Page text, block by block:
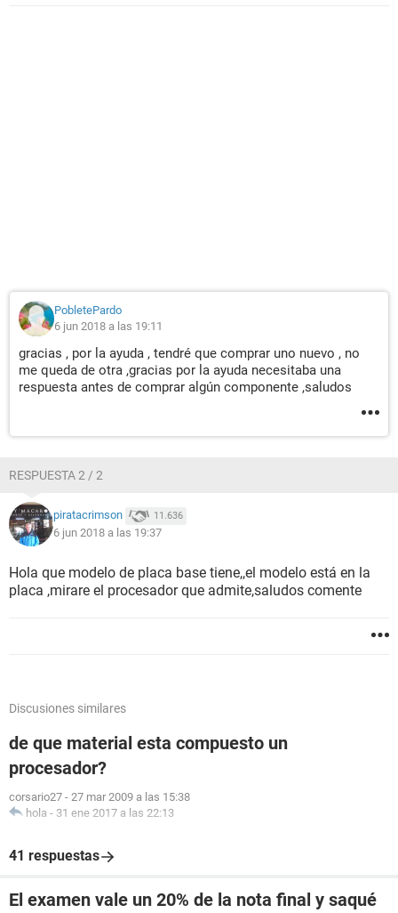
PobletePardo
6 jun 2018 a las 19:11
gracias , por la ayuda , tendré que comprar uno nuevo , no
me queda de otra ,gracias por la ayuda necesitaba una
respuesta antes de comprar algún componente ,saludos
RESPUESTA 2 / 2
piratacrimson 11.636
6 jun 2018 a las 19:37
Hola que modelo de placa base tiene,,el modelo está en la
placa ,mirare el procesador que admite,saludos comente
Discusiones similares
de que material esta compuesto un
procesador?
corsario27 - 27 mar 2009 a las 15:38
hola - 31 ene 2017 a las 22:13
41 respuestas
El examen vale un 20% de la nota final y saqué